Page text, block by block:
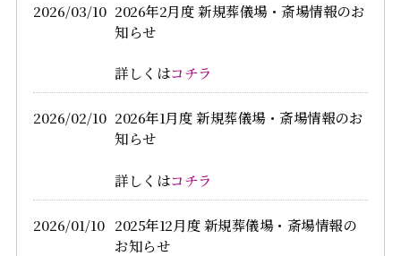
2026/03/10 2026年2月度 新規葬儀場・斎場情報のお
知らせ
詳しくはコチラ
2026/02/10 2026年1月度 新規葬儀場・斎場情報のお
知らせ
詳しくはコチラ
2026/01/10 2025年12月度 新規葬儀場・斎場情報の
お知らせ